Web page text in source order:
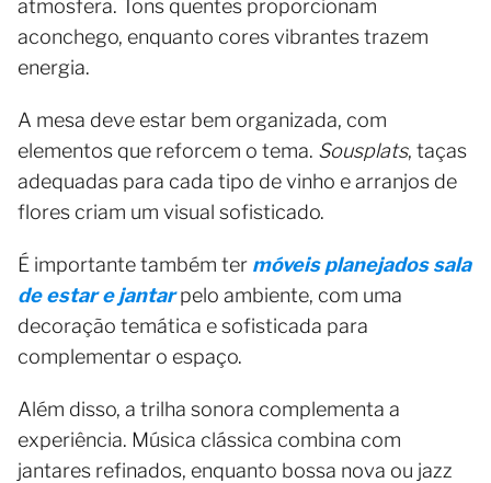
atmosfera. Tons quentes proporcionam
aconchego, enquanto cores vibrantes trazem
energia.
A mesa deve estar bem organizada, com
elementos que reforcem o tema. Sousplats, taças
adequadas para cada tipo de vinho e arranjos de
flores criam um visual sofisticado.
É importante também ter móveis planejados sala
de estar e jantarpelo ambiente, com uma
decoração temática e sofisticada para
complementar o espaço.
Além disso, a trilha sonora complementa a
experiência. Música clássica combina com
jantares refinados, enquanto bossa nova ou jazz